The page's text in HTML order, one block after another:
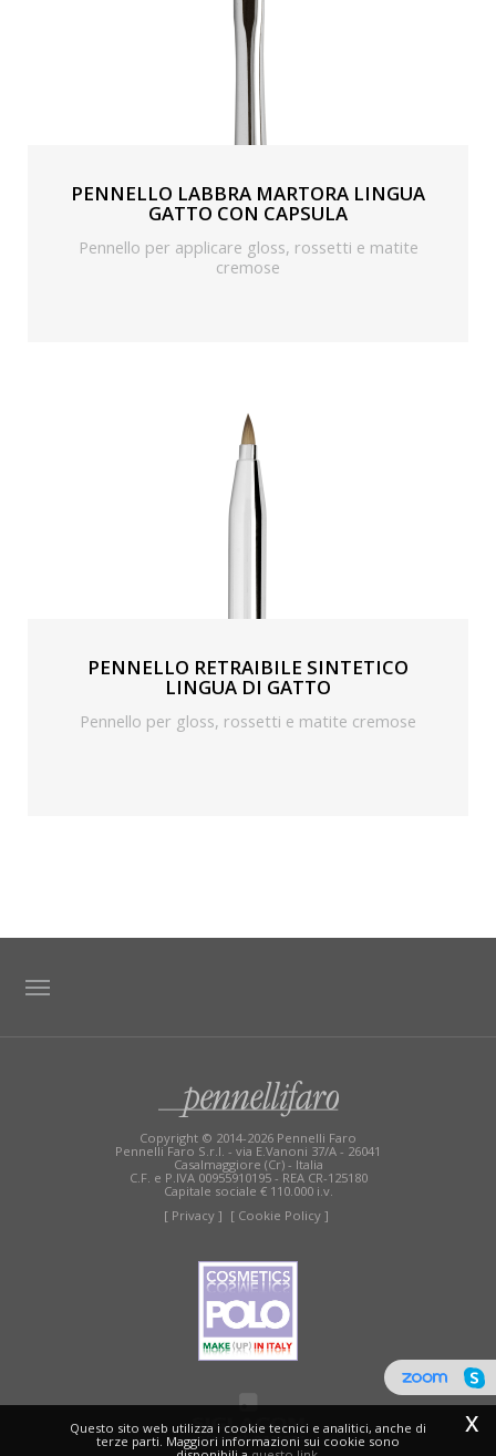
PENNELLO LABBRA MARTORA LINGUA
GATTO CON CAPSULA
Pennello per applicare gloss, rossetti e matite
cremose
PENNELLO RETRAIBILE SINTETICO
LINGUA DI GATTO
Pennello per gloss, rossetti e matite cremose
Copyright © 2014-2026 Pennelli Faro
Pennelli Faro S.r.l. - via E.Vanoni 37/A - 26041
Casalmaggiore (Cr) - Italia
C.F. e P.IVA 00955910195 - REA CR-125180
Capitale sociale € 110.000 i.v.
[ Privacy ] [ Cookie Policy ]
x
Questo sito web utilizza i cookie tecnici e analitici, anche di
terze parti. Maggiori informazioni sui cookie sono